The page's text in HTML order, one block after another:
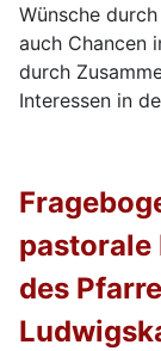
Wünsche
auch Chancen
durch
Interessen in
pastorale
des